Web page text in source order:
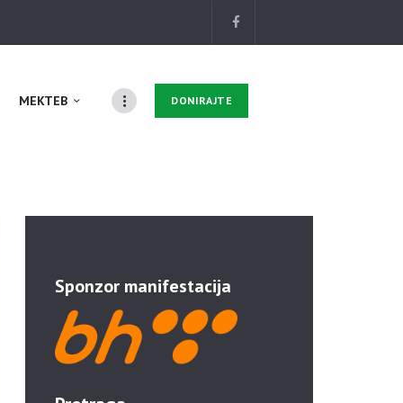
MEKTEB DONIRAJTE
Sponzor manifestacija